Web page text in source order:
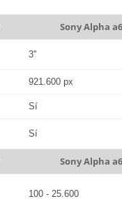
Sony Alpha
3''
921.600 px
Sí
Sí
Sony Alpha
100 - 25.600